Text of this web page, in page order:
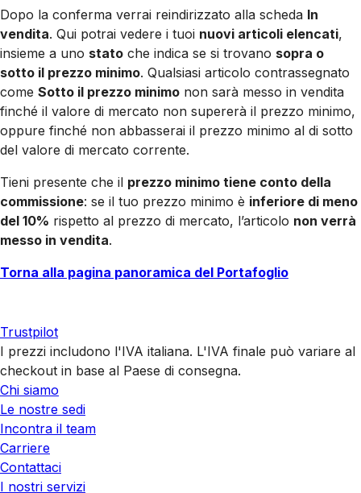
Dopo la conferma verrai reindirizzato alla scheda In
vendita. Qui potrai vedere i tuoi nuovi articoli elencati,
insieme a uno stato che indica se si trovano sopra o
sotto il prezzo minimo. Qualsiasi articolo contrassegnato
come Sotto il prezzo minimo non sarà messo in vendita
finché il valore di mercato non supererà il prezzo minimo,
oppure finché non abbasserai il prezzo minimo al di sotto
del valore di mercato corrente.
Tieni presente che il prezzo minimo tiene conto della
commissione: se il tuo prezzo minimo è inferiore di meno
del 10% rispetto al prezzo di mercato, l’articolo non verrà
messo in vendita.
Torna alla pagina panoramica del Portafoglio
Trustpilot
I prezzi includono l'IVA italiana. L'IVA finale può variare al
checkout in base al Paese di consegna.
Chi siamo
Le nostre sedi
Incontra il team
Carriere
Contattaci
I nostri servizi